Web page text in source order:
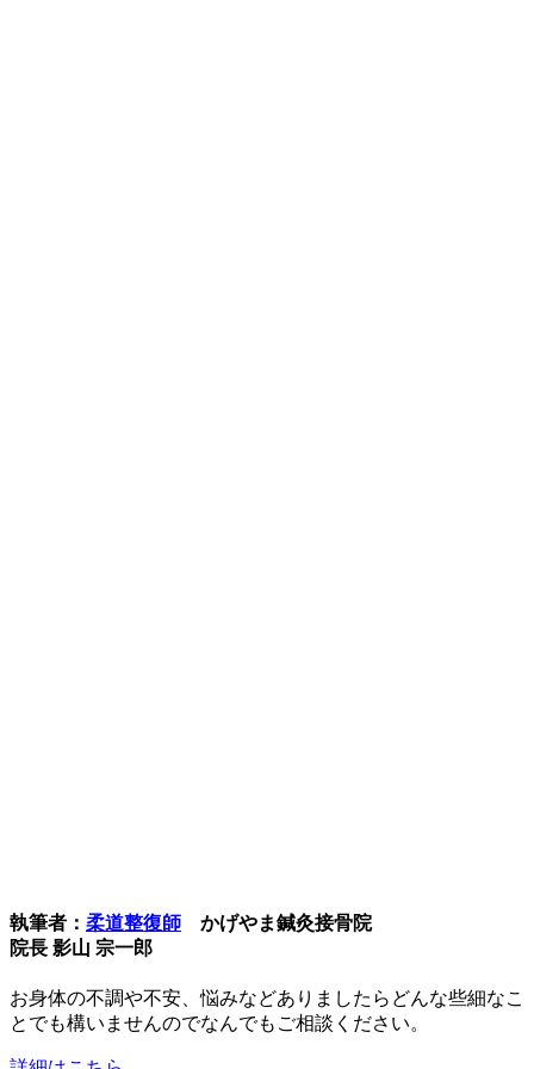
執筆者： 柔道整復師 かげやま鍼灸接骨院
院長 影山 宗一郎
お身体の不調や不安、悩みなどありましたらどんな些細なこ
とでも構いませんのでなんでもご相談ください。